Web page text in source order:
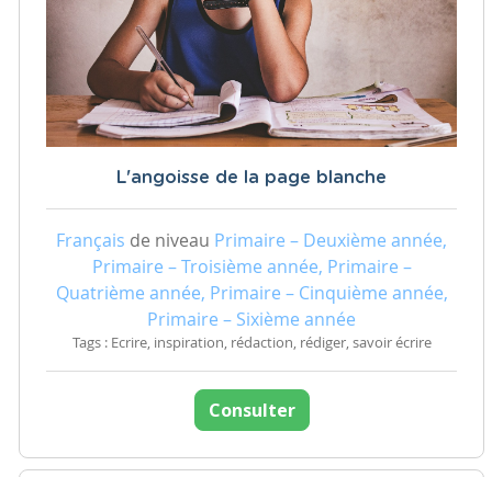
L'angoisse de la page blanche
Français de niveau Primaire – Deuxième année,
Primaire – Troisième année, Primaire –
Quatrième année, Primaire – Cinquième année,
Primaire – Sixième année
Tags : Ecrire, inspiration, rédaction, rédiger, savoir écrire
Consulter